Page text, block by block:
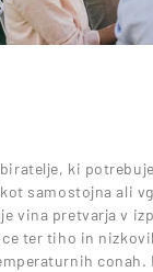
ki
samostojna ali
vina pretvarja v
ter tiho in